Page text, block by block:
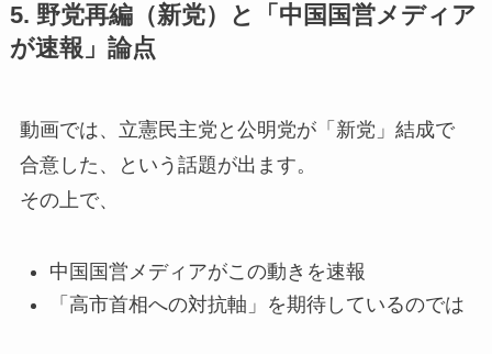
5. 野党再編（新党）と「中国国営メディア
が速報」論点
動画では、立憲民主党と公明党が「新党」結成で
合意した、という話題が出ます。
その上で、
中国国営メディアがこの動きを速報
「高市首相への対抗軸」を期待しているのでは